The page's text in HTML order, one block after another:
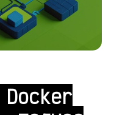
Docker